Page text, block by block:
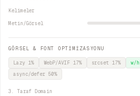
Kelimeler
Metin/Görsel
GÖRSEL & FONT OPTİMİZASYONU
Lazy 1% WebP/AVIF 17% srcset 17% w/h
async/defer50%
3. Taraf Domain